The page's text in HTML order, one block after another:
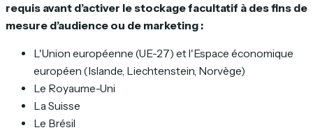
requis avant d’activer le stockage facultatif à des fins de
mesure d’audience ou de marketing :
L'Union européenne (UE-27) et l'Espace économique
européen (Islande, Liechtenstein, Norvège)
Le Royaume-Uni
La Suisse
Le Brésil